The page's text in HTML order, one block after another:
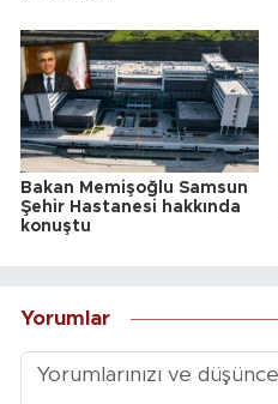
Bakan Memişoğlu Samsun
Şehir Hastanesi hakkında
konuştu
Yorumlar